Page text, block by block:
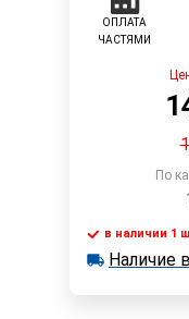
ОПЛАТА
ЧАСТЯМИ
По
в наличии 1 шт.
в наличии 1
Наличие